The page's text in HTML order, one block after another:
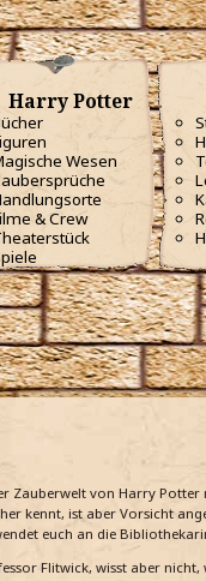
Harry Potter
Wesen
& Crew
Zauberwelt von Harry Potter
kennt, ist aber Vorsicht
euch an die
Flitwick, wisst aber